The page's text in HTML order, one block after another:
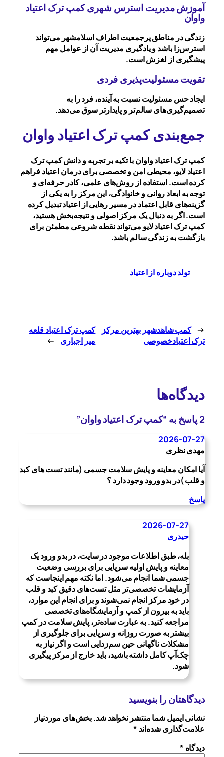
آموزش مدیریت استرس شهری کمپ ترک اعتیاد
واوان
زندگی در مناطق پرجمعیت اطراف اسلامشهر می‌تواند
استرس‌زا باشد و یادگیری مدیریت آن از عوامل مهم
پیشگیری از لغزش است.
تقویت مسئولیت‌پذیری فردی
ایجاد حس مسئولیت نسبت به آینده، فرد را به
تصمیم‌گیری‌های سالم‌تر و پایدارتر سوق می‌دهد.
جمع‌بندی کمپ ترک اعتیاد واوان
کمپ ترک اعتیاد واوان با تکیه بر تجربه و دانش کمپ ترک
اعتیاد لایو، محیطی امن و تخصصی برای درمان اعتیاد فراهم
کرده است. استفاده از روش‌های علمی، کادر حرفه‌ای و
توجه به ابعاد روانی و خانوادگی، این مرکز را به یکی از
گزینه‌های قابل اعتماد در مسیر رهایی از اعتیاد تبدیل کرده
است. اگر به دنبال یک مرکز اصولی و نتیجه‌بخش هستید،
کمپ ترک اعتیاد لایو می‌تواند نقطه شروعی مطمئن برای
بازگشت به زندگی سالم باشد.
تولد دوباره از اعتیاد
← کمپ شاهدشهر بهترین مرکز
ترک اعتیادخصوصی
کمپ ترک اعتیاد قلعه
میر اجباری
→
دیدگاه‌ها
2 پاسخ به “کمپ ترک اعتیاد واوان”
2026-07-27
مهدی نظری
آیا امکان معاینه و پایش سلامت جسمی (مانند تست های کبد
و قلب )در بدو ورود وجود دارد ؟
پاسخ
2026-07-27
حیدری
بله، طبق اطلاعات موجود در سایت، در بدو ورود یک
معاینه و پایش اولیه سرپایی برای بررسی وضعیت
جسمی شما انجام می‌شود. اما نکته مهم اینجاست که
آزمایشات تخصصی‌تر مثل تست‌های دقیق کبد و قلب
در خود مرکز انجام نمی‌شوند و برای انجام این موارد،
باید به بیرون از کمپ و آزمایشگاه‌های تخصصی
مراجعه کنید. به عبارت ساده‌تر، پایش سلامت در کمپ
بیشتر به صورت روزانه و سرپایی برای جلوگیری از
مشکلات ناگهانی حین سم‌زدایی است و اگر نیاز به
چک‌آپ کامل داشته باشید، باید خارج از مرکز پیگیری
شود.
دیدگاهتان را بنویسید
نشانی ایمیل شما منتشر نخواهد شد.بخش‌های موردنیاز
علامت‌گذاری شده‌اند *
دیدگاه *